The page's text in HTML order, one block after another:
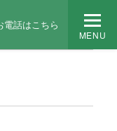
MENU
電話はこちら